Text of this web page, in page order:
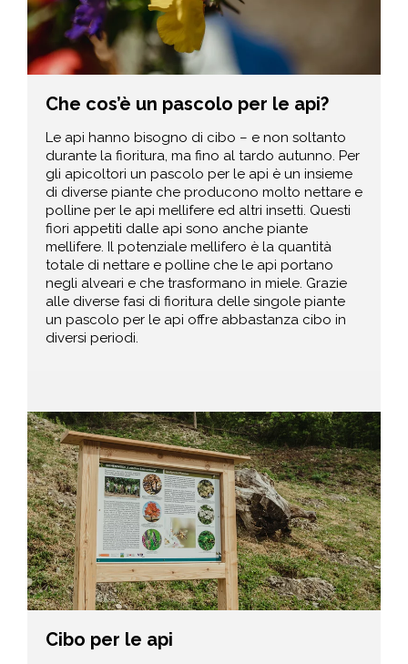
Che cos’è un pascolo per le api?
Le api hanno bisogno di cibo – e non soltanto
durante la fioritura, ma fino al tardo autunno. Per
gli apicoltori un pascolo per le api è un insieme
di diverse piante che producono molto nettare e
polline per le api mellifere ed altri insetti. Questi
fiori appetiti dalle api sono anche piante
mellifere. Il potenziale mellifero è la quantità
totale di nettare e polline che le api portano
negli alveari e che trasformano in miele. Grazie
alle diverse fasi di fioritura delle singole piante
un pascolo per le api offre abbastanza cibo in
diversi periodi.
Cibo per le api